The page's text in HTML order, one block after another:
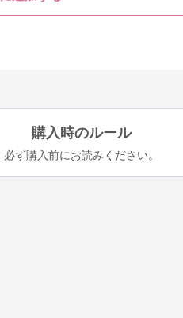
購入時のルール
必ず購入前にお読みください。